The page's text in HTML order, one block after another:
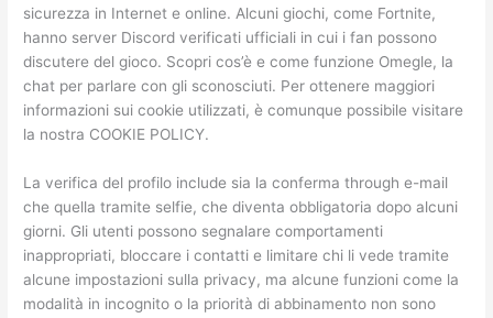
sicurezza in Internet e online. Alcuni giochi, come Fortnite,
hanno server Discord verificati ufficiali in cui i fan possono
discutere del gioco. Scopri cos’è e come funzione Omegle, la
chat per parlare con gli sconosciuti. Per ottenere maggiori
informazioni sui cookie utilizzati, è comunque possibile visitare
la nostra COOKIE POLICY.
La verifica del profilo include sia la conferma through e-mail
che quella tramite selfie, che diventa obbligatoria dopo alcuni
giorni. Gli utenti possono segnalare comportamenti
inappropriati, bloccare i contatti e limitare chi li vede tramite
alcune impostazioni sulla privacy, ma alcune funzioni come la
modalità in incognito o la priorità di abbinamento non sono